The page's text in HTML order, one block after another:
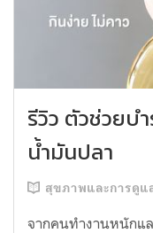
รีวิว ตัวช่วยบ
น้ำมันปลา
สุขภาพและการดูแ
จากคนทำงานหนักแ